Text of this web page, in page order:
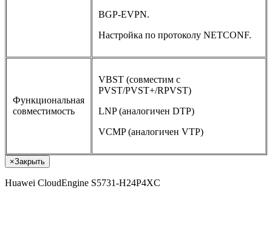
BGP-EVPN.
Настройка по протоколу NETCONF.
Функциональная
совместимость
VBST (совместим с
PVST/PVST+/RPVST)
LNP (аналогичен DTP)
VCMP (аналогичен VTP)
×Закрыть
Huawei CloudEngine S5731-H24P4XC